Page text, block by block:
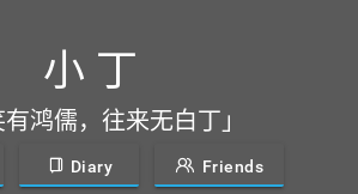
小 丁
有鸿儒，往来无白丁」
Diary Friends